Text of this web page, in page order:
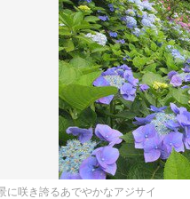
に咲き誇るあでやかなアジサイ